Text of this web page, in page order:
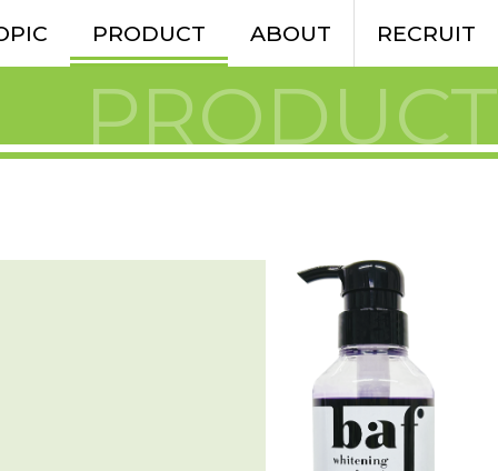
PRODUCT ABOUT RECRUIT
PRODUCT